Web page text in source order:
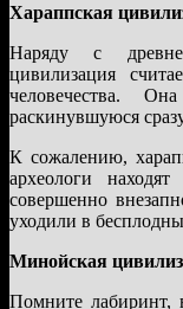
Хараппская
Наряду с
цивилизация
человечества.
раскинувшуюся
К сожалению,
археологи
совершенно
уходили в
Минойская
Помните лабиринт,